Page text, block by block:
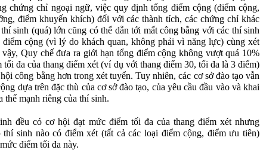
chứng chỉ ngoại ngữ, việc quy định tổng điểm cộng (điểm cộng,
điểm khuyến khích) đối với các thành tích, các chứng chỉ khác
sinh (quá) lớn cũng có thể dẫn tới mất công bằng với các thí sinh
điểm cộng (vì lý do khách quan, không phải vì năng lực) cùng xét
Quy chế đưa ra giới hạn tổng điểm cộng không vượt quá 10%
tối đa của thang điểm xét (ví dụ với thang điểm 30, tối đa là 3 điểm)
công bằng hơn trong xét tuyển. Tuy nhiên, các cơ sở đào tạo vẫn
dựa trên đặc thù của cơ sở đào tạo, của yêu cầu đầu vào và khai
thế mạnh riêng của thí sinh.
đều có cơ hội đạt mức điểm tối đa của thang điểm xét nhưng
thí sinh nào có điểm xét (tất cả các loại điểm cộng, điểm ưu tiên)
điểm tối đa này.